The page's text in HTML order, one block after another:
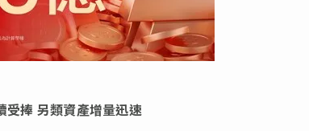
受捧 另類資產增量迅速